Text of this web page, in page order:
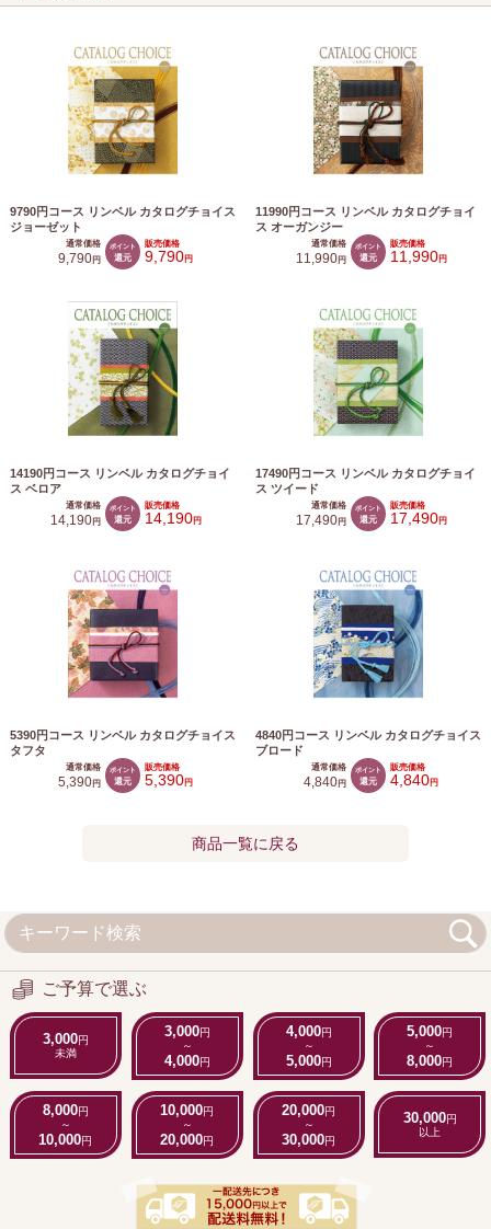
9790円コース リンベル カタログチョイス
ジョーゼット
通常価格
9,790円
販売価格
9,790円
ポイント
還元
11990円コース リンベル カタログチョイ
ス オーガンジー
通常価格
11,990円
販売価格
11,990円
ポイント
還元
14190円コース リンベル カタログチョイ
ス ベロア
通常価格
14,190円
販売価格
14,190円
ポイント
還元
17490円コース リンベル カタログチョイ
ス ツイード
通常価格
17,490円
販売価格
17,490円
ポイント
還元
5390円コース リンベル カタログチョイス
タフタ
通常価格
5,390円
販売価格
5,390円
ポイント
還元
4840円コース リンベル カタログチョイス
ブロード
通常価格
4,840円
販売価格
4,840円
ポイント
還元
商品一覧に戻る
ご予算で選ぶ
3,000円
未満
3,000円
～
4,000円
4,000円
～
5,000円
5,000円
～
8,000円
8,000円
～
10,000円
10,000円
～
20,000円
20,000円
～
30,000円
30,000円
以上